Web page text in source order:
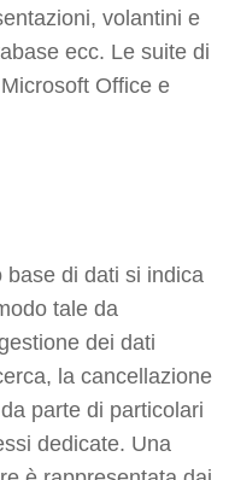
volantini e
ecc. Le suite di
Office e
base di dati si indica
tale da
dei dati
la cancellazione
parte di particolari
dedicate. Una